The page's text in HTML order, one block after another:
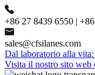
+86 27 8439 6550 |
sales@cfsilanes.com
Dal laboratorio alla
Visita il nostro sito web